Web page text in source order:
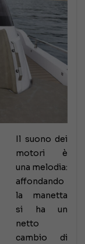
Il suono dei
motori è
una melodia:
affondando
la manetta
si ha un
netto
cambio di